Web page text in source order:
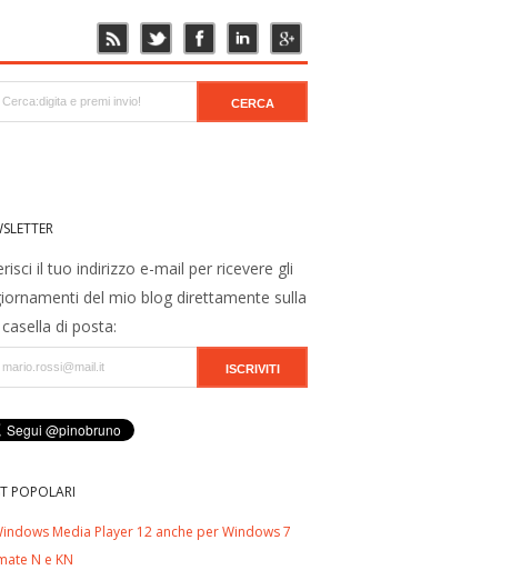
il tuo indirizzo e-mail per ricevere gli
del mio blog direttamente sulla
di posta:
POPOLARI
Media Player 12 anche per Windows 7
N e KN